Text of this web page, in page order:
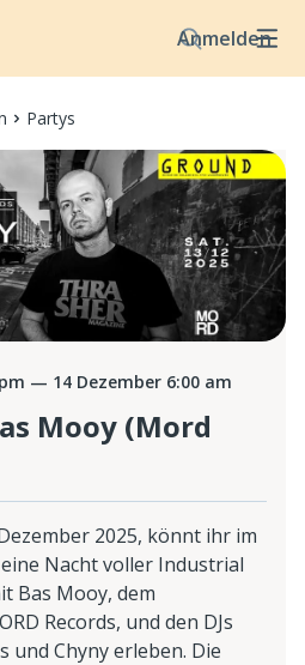
Anmelden
Partys
— 14 Dezember 6:00 am
Mooy (Mord
2025, könnt ihr im
Nacht voller Industrial
Bas Mooy, dem
Records, und den DJs
und Chyny erleben. Die